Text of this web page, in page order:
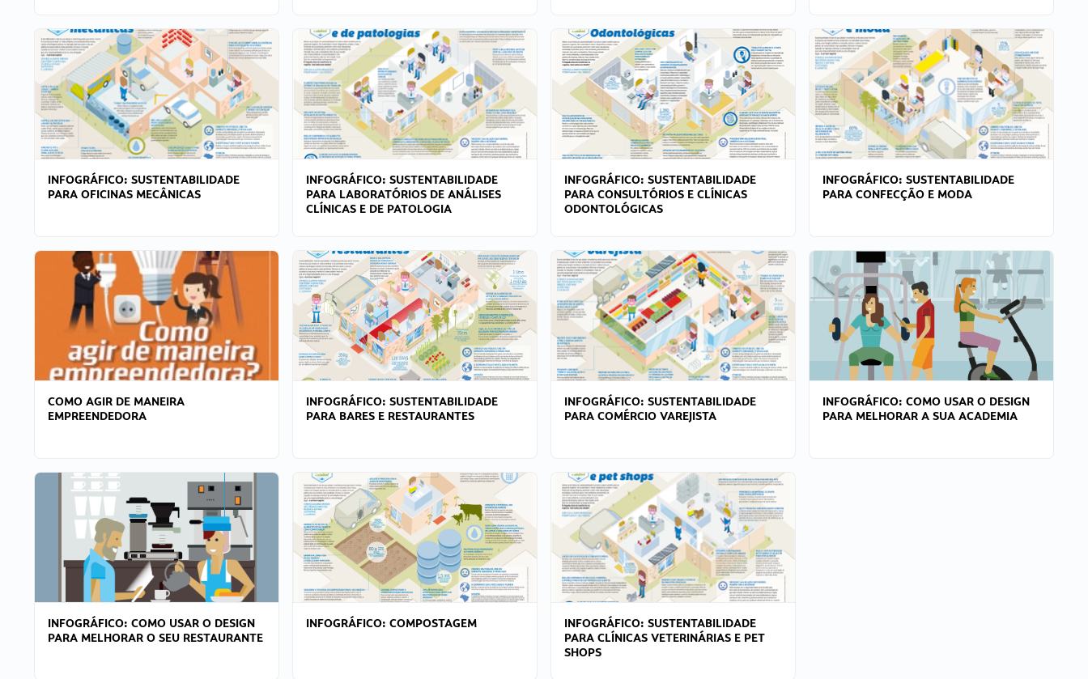
INFOGRÁFICO: SUSTENTABILIDADE
PARA OFICINAS MECÂNICAS
INFOGRÁFICO: SUSTENTABILIDADE
PARA LABORATÓRIOS DE ANÁLISES
CLÍNICAS E DE PATOLOGIA
INFOGRÁFICO: SUSTENTABILIDADE
PARA CONSULTÓRIOS E CLÍNICAS
ODONTOLÓGICAS
INFOGRÁFICO: SUSTENTABILIDADE
PARA CONFECÇÃO E MODA
COMO AGIR DE MANEIRA
EMPREENDEDORA
INFOGRÁFICO: SUSTENTABILIDADE
PARA BARES E RESTAURANTES
INFOGRÁFICO: SUSTENTABILIDADE
PARA COMÉRCIO VAREJISTA
INFOGRÁFICO: COMO USAR O DESIGN
PARA MELHORAR A SUA ACADEMIA
INFOGRÁFICO: COMO USAR O DESIGN
PARA MELHORAR O SEU RESTAURANTE
INFOGRÁFICO: COMPOSTAGEM
INFOGRÁFICO: SUSTENTABILIDADE
PARA CLÍNICAS VETERINÁRIAS E PET
SHOPS